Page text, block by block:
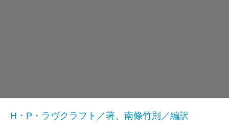
H・P・ラヴクラフト／著、南條竹則／編訳